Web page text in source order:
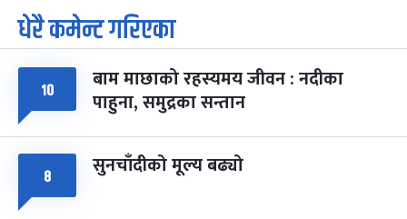
७
आइत
पूर्णिमा व्रत
चैत्र ७, २०८३-Mar 21, 2027
८ फागुपूर्णिमा
चैत्र ८, २०८३-Mar 22, 2027
७ महिना बाँकी
धेरै कमेन्ट गरिएका
१० बाम माछाको रहस्यमय जीवन : नदीका
पाहुना, समुद्रका सन्तान
८ सुनचाँदीको मूल्य बढ्यो